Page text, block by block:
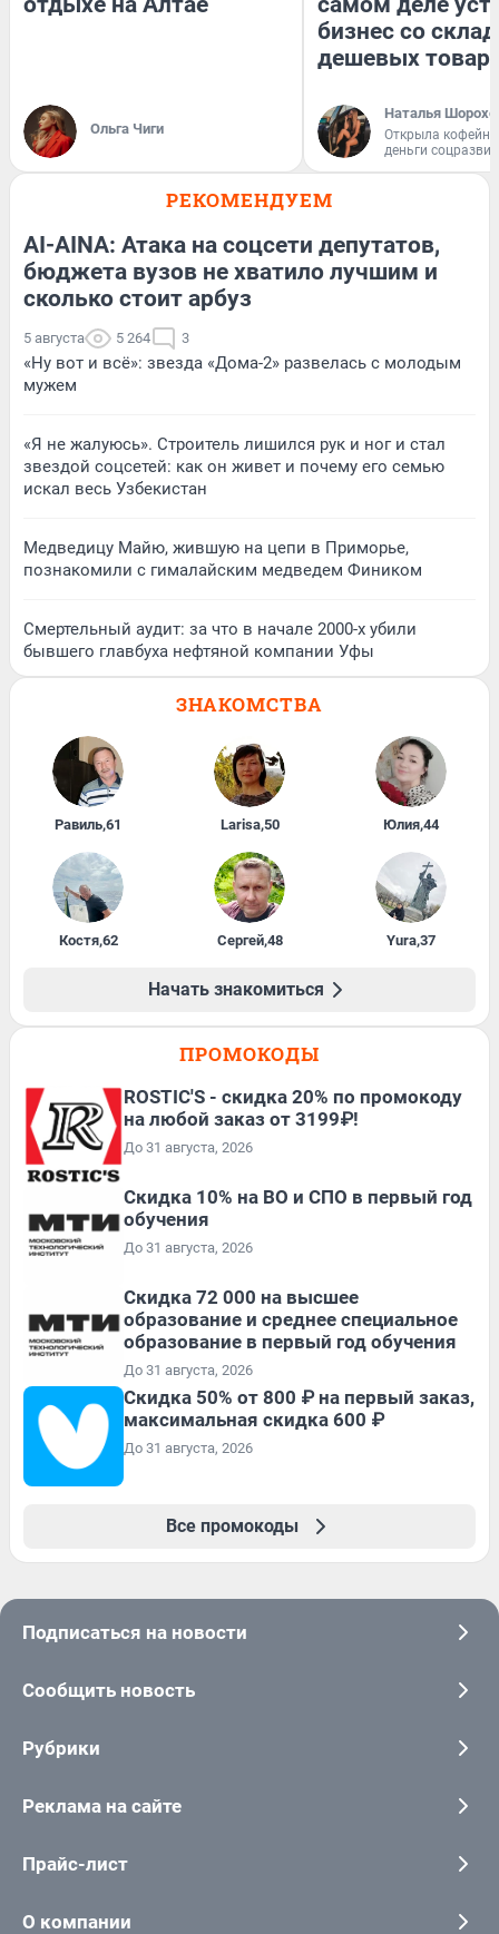
Ольга Чиги
бизнес со
дешевых
Наталья
Открыла
деньги
РЕКОМЕНДУЕМ
AI-AINA: Атака на соцсети депутатов,
бюджета вузов не хватило лучшим и
сколько стоит арбуз
5 августа 5 264 3
«Ну вот и всё»: звезда «Дома-2» развелась с молодым
мужем
«Я не жалуюсь». Строитель лишился рук и ног и стал
звездой соцсетей: как он живет и почему его семью
искал весь Узбекистан
Медведицу Майю, жившую на цепи в Приморье,
познакомили с гималайским медведем Фиником
Смертельный аудит: за что в начале 2000-х убили
бывшего главбуха нефтяной компании Уфы
ЗНАКОМСТВА
Равиль,61 Larisa,50 Юлия,44
Костя,62 Сергей,48 Yura,37
Начать знакомиться
ПРОМОКОДЫ
ROSTIC'S - скидка 20% по промокоду
на любой заказ от 3199₽!
До 31 августа, 2026
Скидка 10% на ВО и СПО в первый год
обучения
До 31 августа, 2026
Скидка 72 000 на высшее
образование и среднее специальное
образование в первый год обучения
До 31 августа, 2026
Скидка 50% от 800 ₽ на первый заказ,
максимальная скидка 600 ₽
До 31 августа, 2026
Все промокоды
Подписаться на новости
Сообщить новость
Рубрики
Реклама на сайте
Прайс-лист
О компании